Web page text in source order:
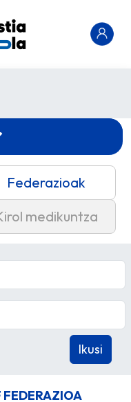
Federazioak
medikuntza